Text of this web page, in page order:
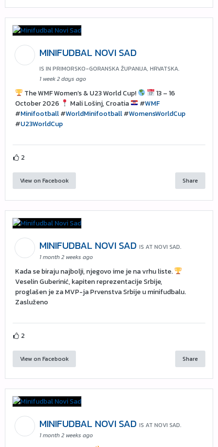
MINIFUDBAL NOVI SAD
IS IN PRIMORSKO-GORANSKA ŽUPANIJA, HRVATSKA.
1 week 2 days ago
The WMF Women’s & U23 World Cup!
13 – 16
October 2026
Mali Lošinj, Croatia #WMF
#Minifootball#WorldMinifootball#WomensWorldCup
#U23WorldCup
2
View on Facebook Share
MINIFUDBAL NOVI SAD IS AT NOVI SAD.
1 month 2 weeks ago
Kada se biraju najbolji, njegovo ime je na vrhu liste.
Veselin Guberinić, kapiten reprezentacije Srbije,
proglašen je za MVP-ja Prvenstva Srbije u minifudbalu.
Zasluženo
2
View on Facebook Share
MINIFUDBAL NOVI SAD IS AT NOVI SAD.
1 month 2 weeks ago